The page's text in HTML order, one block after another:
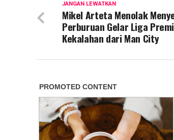
JANGAN LEWATKAN
Mikel Arteta Menolak
Perburuan Gelar Liga
Kekalahan dari Man City